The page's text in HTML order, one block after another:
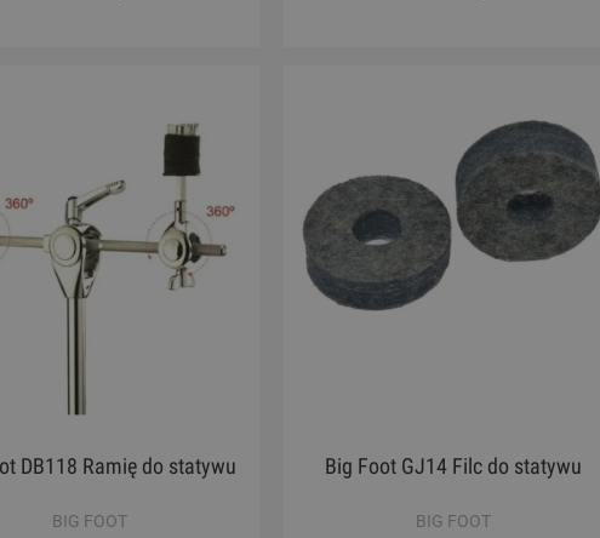
DB118 Ramię do statywu
BIG FOOT
Big Foot GJ14 Filc do statywu
BIG FOOT